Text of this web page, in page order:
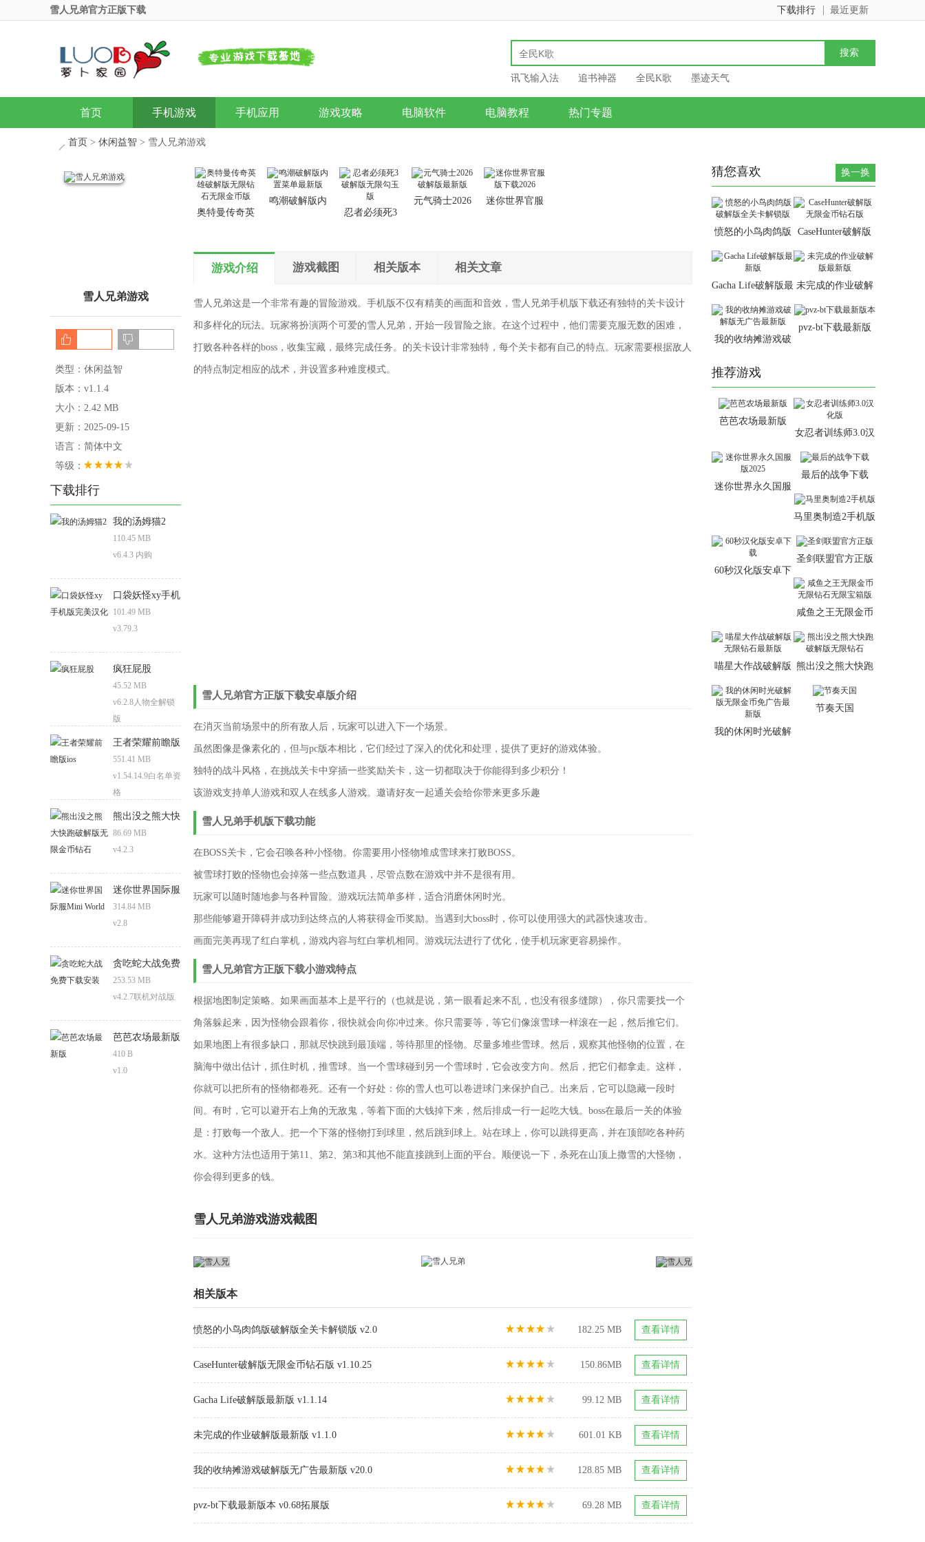
雪人兄弟官方正版下载 最近更新
下载排行
讯飞输入法 追书神器 全民K歌 墨迹天气
首页 手机游戏 手机应用 游戏攻略 电脑软件 电脑教程 热门专题
首页 > 休闲益智 > 雪人兄弟游戏
雪人兄弟游戏
类型：休闲益智
版本：v1.1.4
大小：2.42 MB
更新：2025-09-15
语言：简体中文
等级：
下载排行
我的汤姆猫2
110.45 MB
v6.4.3 内购
口袋妖怪xy手机
版完美汉化
101.49 MB
v3.79.3
疯狂屁股
45.52 MB
v6.2.8人物全解锁
版
王者荣耀前瞻版
ios
551.41 MB
v1.54.14.9白名单资
格
熊出没之熊大快
跑破解版无限金
币钻石
86.69 MB
v4.2.3
迷你世界国际服
Mini World
314.84 MB
v2.8
贪吃蛇大战免费
下载安装
253.53 MB
v4.2.7联机对战版
芭芭农场最新版
410 B
v1.0
奥特曼传奇英
版
鸣潮破解版内
忍者必须死3
元气骑士2026
迷你世界官服
游戏介绍 游戏截图 相关版本 相关文章
雪人兄弟这是一个非常有趣的冒险游戏。手机版不仅有精美的画面和音效，雪人兄弟手机版下载还有独特的关卡设计
和多样化的玩法。玩家将扮演两个可爱的雪人兄弟，开始一段冒险之旅。在这个过程中，他们需要克服无数的困难，
打败各种各样的boss，收集宝藏，最终完成任务。的关卡设计非常独特，每个关卡都有自己的特点。玩家需要根据敌人
的特点制定相应的战术，并设置多种难度模式。
雪人兄弟官方正版下载安卓版介绍
在消灭当前场景中的所有敌人后，玩家可以进入下一个场景。
虽然图像是像素化的，但与pc版本相比，它们经过了深入的优化和处理，提供了更好的游戏体验。
独特的战斗风格，在挑战关卡中穿插一些奖励关卡，这一切都取决于你能得到多少积分！
该游戏支持单人游戏和双人在线多人游戏。邀请好友一起通关会给你带来更多乐趣
雪人兄弟手机版下载功能
在BOSS关卡，它会召唤各种小怪物。你需要用小怪物堆成雪球来打败BOSS。
被雪球打败的怪物也会掉落一些点数道具，尽管点数在游戏中并不是很有用。
玩家可以随时随地参与各种冒险。游戏玩法简单多样，适合消磨休闲时光。
那些能够避开障碍并成功到达终点的人将获得金币奖励。当遇到大boss时，你可以使用强大的武器快速攻击。
画面完美再现了红白掌机，游戏内容与红白掌机相同。游戏玩法进行了优化，使手机玩家更容易操作。
雪人兄弟官方正版下载小游戏特点
根据地图制定策略。如果画面基本上是平行的（也就是说，第一眼看起来不乱，也没有很多缝隙），你只需要找一个
角落躲起来，因为怪物会跟着你，很快就会向你冲过来。你只需要等，等它们像滚雪球一样滚在一起，然后推它们。
如果地图上有很多缺口，那就尽快跳到最顶端，等待那里的怪物。尽量多堆些雪球。然后，观察其他怪物的位置，在
脑海中做出估计，抓住时机，推雪球。当一个雪球碰到另一个雪球时，它会改变方向。然后，把它们都拿走。这样，
你就可以把所有的怪物都卷死。还有一个好处：你的雪人也可以卷进球门来保护自己。出来后，它可以隐藏一段时
间。有时，它可以避开右上角的无敌鬼，等着下面的大钱掉下来，然后排成一行一起吃大钱。boss在最后一关的体验
是：打败每一个敌人。把一个下落的怪物打到球里，然后跳到球上。站在球上，你可以跳得更高，并在顶部吃各种药
水。这种方法也适用于第11、第2、第3和其他不能直接跳到上面的平台。顺便说一下，杀死在山顶上撒雪的大怪物，
你会得到更多的钱。
雪人兄弟游戏游戏截图
相关版本
愤怒的小鸟肉鸽版破解版全关卡解锁版 v2.0 182.25 MB 查看详情
CaseHunter破解版无限金币钻石版 v1.10.25 150.86MB 查看详情
Gacha Life破解版最新版 v1.1.14 99.12 MB 查看详情
未完成的作业破解版最新版 v1.1.0 601.01 KB 查看详情
我的收纳摊游戏破解版无广告最新版 v20.0 128.85 MB 查看详情
pvz-bt下载最新版本 v0.68拓展版 69.28 MB 查看详情
猜您喜欢 换一换
愤怒的小鸟肉鸽版
破解版全关卡解锁
版
CaseHunter破解版
无限金币钻石版
Gacha Life破解版最 未完成的作业破解
我的收纳摊游戏破
pvz-bt下载最新版
推荐游戏
芭芭农场最新版
女忍者训练师3.0汉
迷你世界永久国服
最后的战争下载
马里奥制造2手机版
60秒汉化版安卓下
圣剑联盟官方正版
咸鱼之王无限金币
无限钻石无限宝箱
版
喵星大作战破解版
无限钻石最新版
熊出没之熊大快跑
破解版无限钻石
我的休闲时光破解
节奏天国